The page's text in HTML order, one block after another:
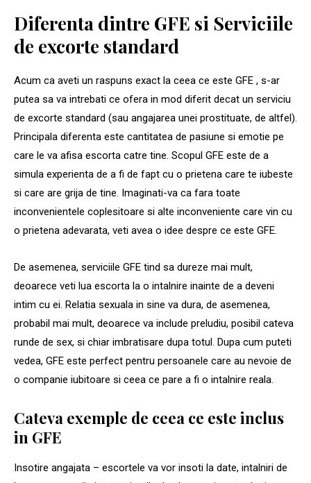
Diferenta dintre GFE si Serviciile
de excorte standard
Acum ca aveti un raspuns exact la ceea ce este GFE , s-ar
putea sa va intrebati ce ofera in mod diferit decat un serviciu
de excorte standard (sau angajarea unei prostituate, de altfel).
Principala diferenta este cantitatea de pasiune si emotie pe
care le va afisa escorta catre tine. Scopul GFE este de a
simula experienta de a fi de fapt cu o prietena care te iubeste
si care are grija de tine. Imaginati-va ca fara toate
inconvenientele coplesitoare si alte inconveniente care vin cu
o prietena adevarata, veti avea o idee despre ce este GFE.
De asemenea, serviciile GFE tind sa dureze mai mult,
deoarece veti lua escorta la o intalnire inainte de a deveni
intim cu ei. Relatia sexuala in sine va dura, de asemenea,
probabil mai mult, deoarece va include preludiu, posibil cateva
runde de sex, si chiar imbratisare dupa totul. Dupa cum puteti
vedea, GFE este perfect pentru persoanele care au nevoie de
o companie iubitoare si ceea ce pare a fi o intalnire reala.
Cateva exemple de ceea ce este inclus
in GFE
Insotire angajata – escortele va vor insoti la date, intalniri de